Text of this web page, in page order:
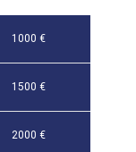
1000 €
1500 €
2000 €